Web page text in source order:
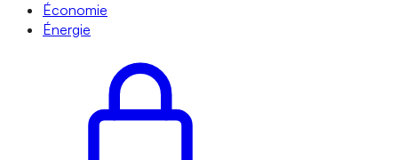
Économie
Énergie